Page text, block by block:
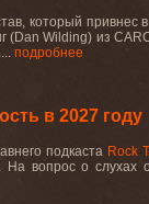
который
Wilding) из
подробнее
в 2027 году
подкаста Rock
На вопрос о